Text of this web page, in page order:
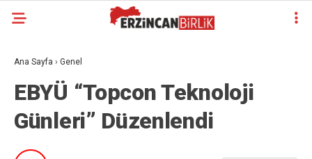
Ana Sayfa › Genel
EBYÜ “Topcon Teknoloji
Günleri” Düzenlendi